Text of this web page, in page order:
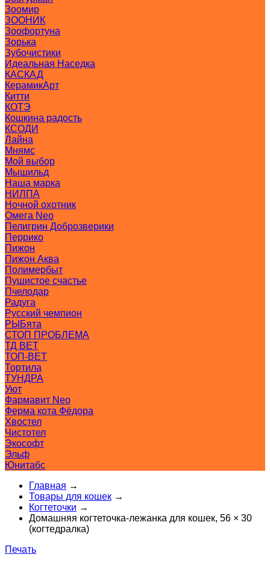
Зоомир
ЗООНИК
Зоофортуна
Зорька
Зубочистики
Идеальная Наседка
КАСКАД
КерамикАрт
Китти
КОТЭ
Кошкина радость
КСОДИ
Лайна
Мнямс
Мой выбор
Мышильд
Наша марка
НИЛПА
Ночной охотник
Омега Neo
Пелигрин Доброзверики
Перрико
Пижон
Пижон Аква
Полимербыт
Пушистое счастье
Пчелодар
Радуга
Русский чемпион
РЫБята
СТОП ПРОБЛЕМА
ТД ВЕТ
ТОП-ВЕТ
Тортила
ТУНДРА
Уют
Фармавит Neo
Ферма кота Фёдора
Хвостел
Чистотел
Экософт
Эльф
Юнитабс
Главная →
Товары для кошек →
Когтеточки →
Домашняя когтеточка-лежанка для кошек, 56 × 30
(когтедралка)
Печать